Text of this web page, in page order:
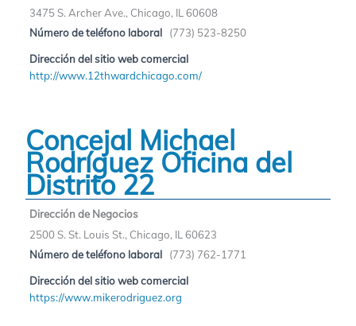
3475 S. Archer Ave., Chicago, IL 60608
Número de teléfono laboral
(773) 523-8250
Dirección del sitio web comercial
http://www.12thwardchicago.com/
Concejal Michael
Rodríguez Oficina del
Distrito 22
Dirección de Negocios
2500 S. St. Louis St., Chicago, IL 60623
Número de teléfono laboral
(773) 762-1771
Dirección del sitio web comercial
https://www.mikerodriguez.org